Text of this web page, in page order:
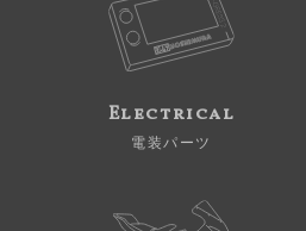
Electrical
電装パーツ